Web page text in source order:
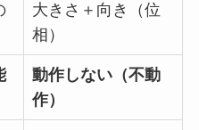
大きさ＋向き（位
相）
動作しない（不動
作）